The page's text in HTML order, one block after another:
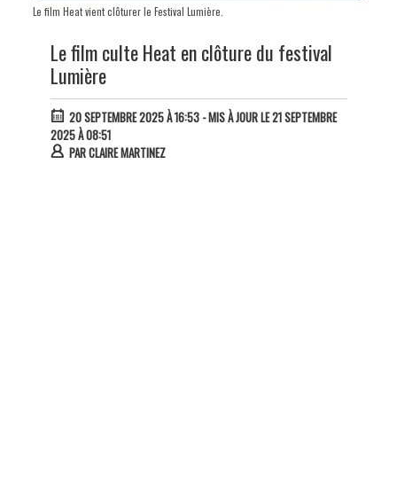
Le film Heat vient clôturer le Festival Lumière.
Le film culte Heat en clôture du festival
Lumière
20 SEPTEMBRE 2025 À 16:53- MIS À JOUR LE 21 SEPTEMBRE
2025 À 08:51
PARCLAIRE MARTINEZ